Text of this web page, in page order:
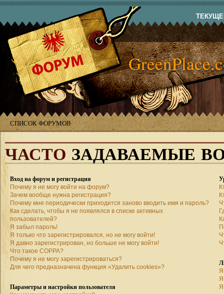
СПИСОК ФОРУМОВ
ЧАСТО ЗАДАВАЕМЫЕ
Вход на форум и регистрация
Почему я не могу войти на форум?
Зачем вообще нужна регистрация?
Почему мне периодически приходится заново вводить имя и пароль?
Как сделать, чтобы я не появлялся в списке активных
пользователей?
Я забыл пароль!
Я только что зарегистрировался, но не могу войти!
Я давно зарегистрирован, но больше не могу войти!
Что такое COPPA?
Почему я не могу зарегистрироваться?
Для чего предназначена функция «Удалить cookies»?
Параметры и настройки пользователя
Я
Я
Я